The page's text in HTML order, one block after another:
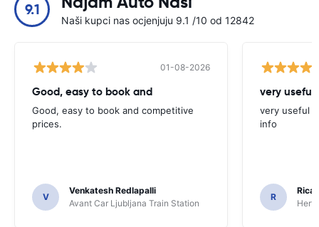
9.1
Naši kupci nas ocjenjuju 9.1 /10 od 12842
01-08-2026
Good, easy to book and
Good, easy to book and competitive
prices.
V
Venkatesh Redlapalli
Avant Car Ljubljana Train Station
very useful
very useful
info
R